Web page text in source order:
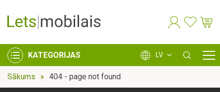
KATEGORIJAS LV
Sākums 404 - page not found